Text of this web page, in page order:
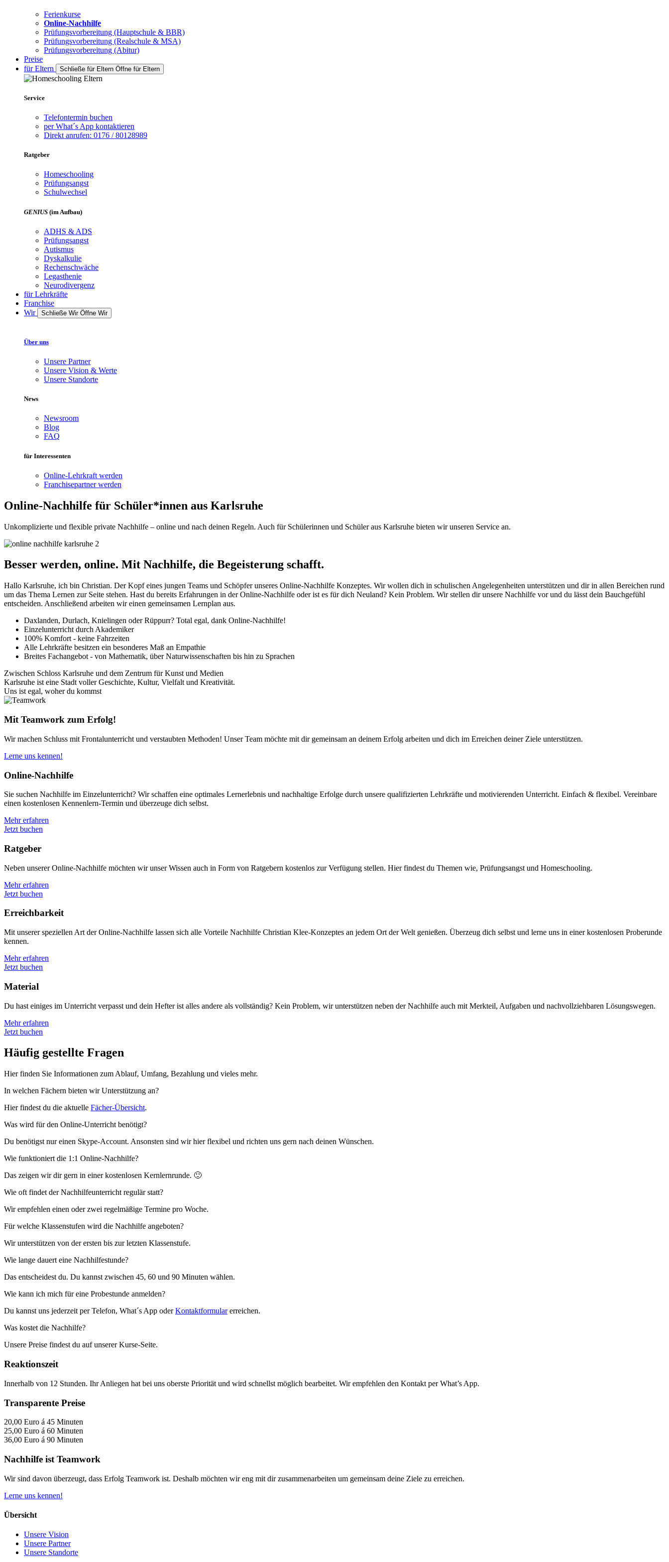
Ferienkurse
Online-Nachhilfe
Prüfungsvorbereitung (Hauptschule & BBR)
Prüfungsvorbereitung (Realschule & MSA)
Prüfungsvorbereitung (Abitur)
Preise
für Eltern
Schließe für Eltern Öffne für Eltern
Service
Telefontermin buchen
per What´s App kontaktieren
Direkt anrufen: 0176 / 80128989
Ratgeber
Homeschooling
Prüfungsangst
Schulwechsel
GENIUS (im Aufbau)
ADHS & ADS
Prüfungsangst
Autismus
Dyskalkulie
Rechenschwäche
Legasthenie
Neurodivergenz
für Lehrkräfte
Franchise
Wir
Schließe Wir Öffne Wir
Über uns
Unsere Partner
Unsere Vision & Werte
Unsere Standorte
News
Newsroom
Blog
FAQ
für Interessenten
Online-Lehrkraft werden
Franchisepartner werden
Online-Nachhilfe für Schüler*innen aus Karlsruhe
Unkomplizierte und flexible private Nachhilfe – online und nach deinen Regeln. Auch für Schülerinnen und Schüler aus Karlsruhe bieten wir unseren Service an.
Besser werden, online. Mit Nachhilfe, die Begeisterung schafft.
Hallo Karlsruhe, ich bin Christian. Der Kopf eines jungen Teams und Schöpfer unseres Online-Nachhilfe Konzeptes. Wir wollen dich in schulischen Angelegenheiten unterstützen und dir in allen Bereichen rund
um das Thema Lernen zur Seite stehen. Hast du bereits Erfahrungen in der Online-Nachhilfe oder ist es für dich Neuland? Kein Problem. Wir stellen dir unsere Nachhilfe vor und du lässt dein Bauchgefühl
entscheiden. Anschließend arbeiten wir einen gemeinsamen Lernplan aus.
Daxlanden, Durlach, Knielingen oder Rüppurr? Total egal, dank Online-Nachhilfe!
Einzelunterricht durch Akademiker
100% Komfort - keine Fahrzeiten
Alle Lehrkräfte besitzen ein besonderes Maß an Empathie
Breites Fachangebot - von Mathematik, über Naturwissenschaften bis hin zu Sprachen
Zwischen Schloss Karlsruhe und dem Zentrum für Kunst und Medien
Karlsruhe ist eine Stadt voller Geschichte, Kultur, Vielfalt und Kreativität.
Uns ist egal, woher du kommst
Mit Teamwork zum Erfolg!
Wir machen Schluss mit Frontalunterricht und verstaubten Methoden! Unser Team möchte mit dir gemeinsam an deinem Erfolg arbeiten und dich im Erreichen deiner Ziele unterstützen.
Lerne uns kennen!
Online-Nachhilfe
Sie suchen Nachhilfe im Einzelunterricht? Wir schaffen eine optimales Lernerlebnis und nachhaltige Erfolge durch unsere qualifizierten Lehrkräfte und motivierenden Unterricht. Einfach & flexibel. Vereinbare
einen kostenlosen Kennenlern-Termin und überzeuge dich selbst.
Mehr erfahren
Jetzt buchen
Ratgeber
Neben unserer Online-Nachhilfe möchten wir unser Wissen auch in Form von Ratgebern kostenlos zur Verfügung stellen. Hier findest du Themen wie, Prüfungsangst und Homeschooling.
Mehr erfahren
Jetzt buchen
Erreichbarkeit
Mit unserer speziellen Art der Online-Nachhilfe lassen sich alle Vorteile Nachhilfe Christian Klee-Konzeptes an jedem Ort der Welt genießen. Überzeug dich selbst und lerne uns in einer kostenlosen Proberunde
kennen.
Mehr erfahren
Jetzt buchen
Material
Du hast einiges im Unterricht verpasst und dein Hefter ist alles andere als vollständig? Kein Problem, wir unterstützen neben der Nachhilfe auch mit Merkteil, Aufgaben und nachvollziehbaren Lösungswegen.
Mehr erfahren
Jetzt buchen
Häufig gestellte Fragen
Hier finden Sie Informationen zum Ablauf, Umfang, Bezahlung und vieles mehr.
In welchen Fächern bieten wir Unterstützung an?
Hier findest du die aktuelle Fächer-Übersicht.
Was wird für den Online-Unterricht benötigt?
Du benötigst nur einen Skype-Account. Ansonsten sind wir hier flexibel und richten uns gern nach deinen Wünschen.
Wie funktioniert die 1:1 Online-Nachhilfe?
Das zeigen wir dir gern in einer kostenlosen Kernlernrunde. 🙂
Wie oft findet der Nachhilfeunterricht regulär statt?
Wir empfehlen einen oder zwei regelmäßige Termine pro Woche.
Für welche Klassenstufen wird die Nachhilfe angeboten?
Wir unterstützen von der ersten bis zur letzten Klassenstufe.
Wie lange dauert eine Nachhilfestunde?
Das entscheidest du. Du kannst zwischen 45, 60 und 90 Minuten wählen.
Wie kann ich mich für eine Probestunde anmelden?
Du kannst uns jederzeit per Telefon, What´s App oderKontaktformularerreichen.
Was kostet die Nachhilfe?
Unsere Preise findest du auf unserer Kurse-Seite.
Reaktionszeit
Innerhalb von 12 Stunden. Ihr Anliegen hat bei uns oberste Priorität und wird schnellst möglich bearbeitet. Wir empfehlen den Kontakt per What’s App.
Transparente Preise
20,00 Euro á 45 Minuten
25,00 Euro á 60 Minuten
36,00 Euro á 90 Minuten
Nachhilfe ist Teamwork
Wir sind davon überzeugt, dass Erfolg Teamwork ist. Deshalb möchten wir eng mit dir zusammenarbeiten um gemeinsam deine Ziele zu erreichen.
Lerne uns kennen!
Übersicht
Unsere Vision
Unsere Partner
Unsere Standorte